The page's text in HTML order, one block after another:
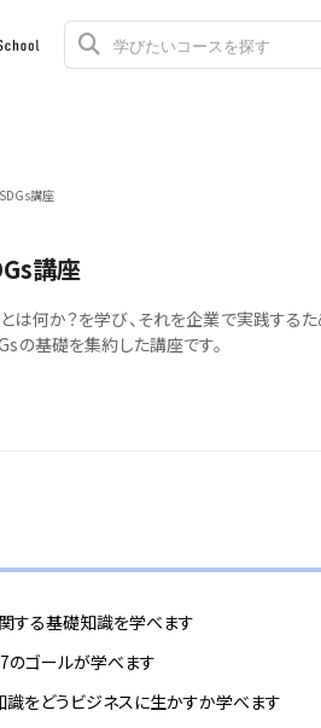
SDGs講座
講座
は何か？を学び、それを企業で実践する
の基礎を集約した講座です。
する基礎知識を学べます
のゴールが学べます
識をどうビジネスに生かすか学べます